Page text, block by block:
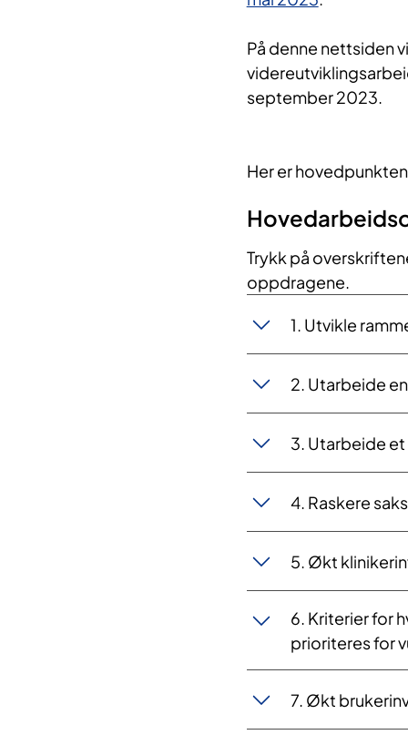
På denne nettsiden
september 2023.
Her er
Trykk på
oppdragene.
1. Utvikle
​2. Utarbeide
3. Utarbeide
4. Raskere
5. Økt
6. Kriterier for
prioriteres for
​7. Økt